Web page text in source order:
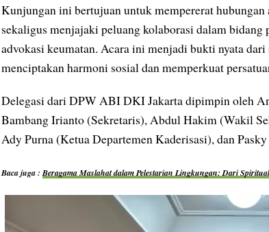
Kunjungan ini bertujuan untuk mempererat hubungan
sekaligus menjajaki peluang kolaborasi dalam bidang
advokasi keumatan. Acara ini menjadi bukti nyata
menciptakan harmoni sosial dan memperkuat
Delegasi dari DPW ABI DKI Jakarta dipimpin oleh
Bambang Irianto (Sekretaris), Abdul Hakim (Wakil
Ady Purna (Ketua Departemen Kaderisasi), dan
Baca juga :Beragama Maslahat dalam Pelestarian Lingkungan: Dari